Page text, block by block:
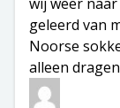
geleerd van
Noorse
alleen